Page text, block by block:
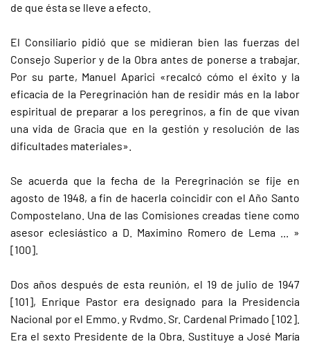
de que ésta se lleve a efecto.
El Consiliario pidió que se midieran bien las fuerzas del
Consejo Superior y de la Obra antes de ponerse a trabajar.
Por su parte, Manuel Aparici «recalcó cómo el éxito y la
eficacia de la Peregrinación han de residir más en la labor
espiritual de preparar a los peregrinos, a fin de que vivan
una vida de Gracia que en la gestión y resolución de las
dificultades materiales».
Se acuerda que la fecha de la Peregrinación se fije en
agosto de 1948, a fin de hacerla coincidir con el Año Santo
Compostelano. Una de las Comisiones creadas tiene como
asesor eclesiástico a D. Maximino Romero de Lema ... »
[100].
Dos años después de esta reunión, el 19 de julio de 1947
[101], Enrique Pastor era designado para la Presidencia
Nacional por el Emmo. y Rvdmo. Sr. Cardenal Primado [102].
Era el sexto Presidente de la Obra. Sustituye a José María